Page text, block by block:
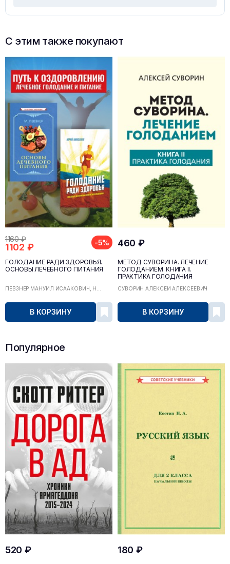
С этим также покупают
1160 ₽
1102 ₽ -5%
ГОЛОДАНИЕ РАДИ ЗДОРОВЬЯ.
ОСНОВЫ ЛЕЧЕБНОГО ПИТАНИЯ
ПЕВЗНЕР МАНУИЛ ИСААКОВИЧ, Н...
В КОРЗИНУ
460 ₽
МЕТОД СУВОРИНА. ЛЕЧЕНИЕ
ГОЛОДАНИЕМ. КНИГА II.
ПРАКТИКА ГОЛОДАНИЯ
СУВОРИН АЛЕКСЕЙ АЛЕКСЕЕВИЧ
В КОРЗИНУ
Популярное
520 ₽ 180 ₽